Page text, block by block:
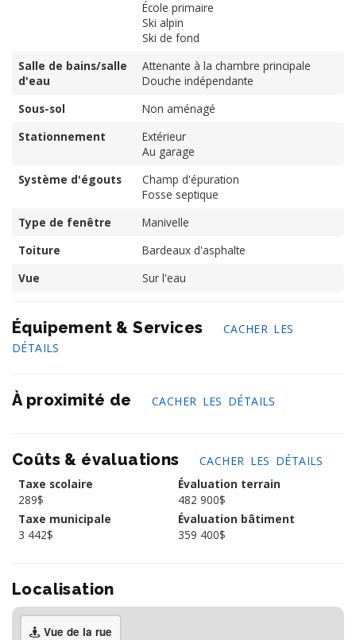
École primaire
Ski alpin
Ski de fond
Salle de bains/salle
d'eau
Attenante à la chambre principale
Douche indépendante
Sous-sol
Non aménagé
Stationnement
Extérieur
Au garage
Système d'égouts
Champ d'épuration
Fosse septique
Type de fenêtre
Manivelle
Toiture
Bardeaux d'asphalte
Vue
Sur l'eau
Équipement & Services
CACHER LES
DÉTAILS
À proximité de CACHER LES DÉTAILS
Coûts & évaluations
CACHER LES DÉTAILS
Taxe scolaire
289$
Taxe municipale
3 442$
Évaluation terrain
482 900$
Évaluation bâtiment
359 400$
Localisation
Vue de la rue